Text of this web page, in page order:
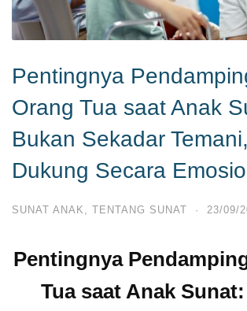
Pentingnya
Orang Tua saat Anak
Bukan Sekadar
Dukung Secara
SUNAT ANAK TENTANG SUNAT · 23/09/
Pentingnya
Tua saat Anak